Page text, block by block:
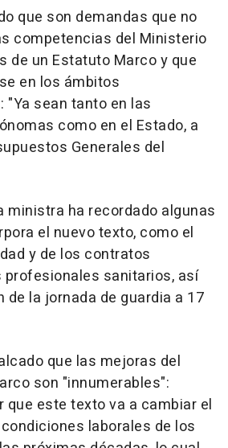
que son demandas que no
competencias del Ministerio
de un Estatuto Marco y que
en los ámbitos
sean tanto en las
como en el Estado, a
Generales del
ministra ha recordado algunas
el nuevo texto, como el
y de los contratos
profesionales sanitarios, así
la jornada de guardia a 17
que las mejoras del
son "innumerables":
que este texto va a cambiar el
laborales de los